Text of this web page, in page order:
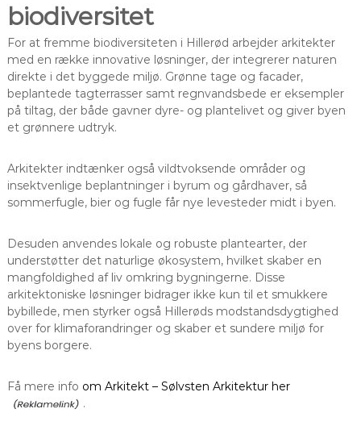
biodiversitet
For at fremme biodiversiteten i Hillerød arbejder arkitekter
med en række innovative løsninger, der integrerer naturen
direkte i det byggede miljø. Grønne tage og facader,
beplantede tagterrasser samt regnvandsbede er eksempler
på tiltag, der både gavner dyre- og plantelivet og giver byen
et grønnere udtryk.
Arkitekter indtænker også vildtvoksende områder og
insektvenlige beplantninger i byrum og gårdhaver, så
sommerfugle, bier og fugle får nye levesteder midt i byen.
Desuden anvendes lokale og robuste plantearter, der
understøtter det naturlige økosystem, hvilket skaber en
mangfoldighed af liv omkring bygningerne. Disse
arkitektoniske løsninger bidrager ikke kun til et smukkere
bybillede, men styrker også Hillerøds modstandsdygtighed
over for klimaforandringer og skaber et sundere miljø for
byens borgere.
Få mere info om Arkitekt – Sølvsten Arkitektur her
.